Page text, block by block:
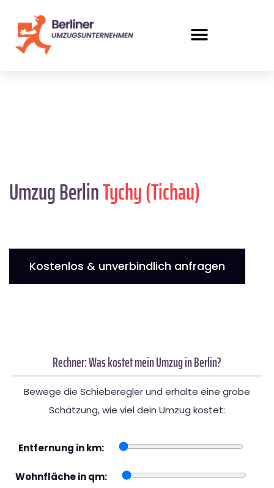
Umzug BerlinTychy (Tichau)
Kostenlos & unverbindlich anfragen
Rechner: Was kostet mein Umzug in Berlin?
Bewege die Schieberegler und erhalte eine grobe
Schätzung, wie viel dein Umzug kostet:
Entfernung in km:
Wohnfläche in qm: